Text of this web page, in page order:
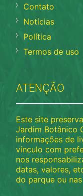
Contato
Notícias
Política
Termos de uso
ATENÇÃO
Este site
Jardim Botânico
informações de
vínculo com
nos
datas, valores,
do parque ou